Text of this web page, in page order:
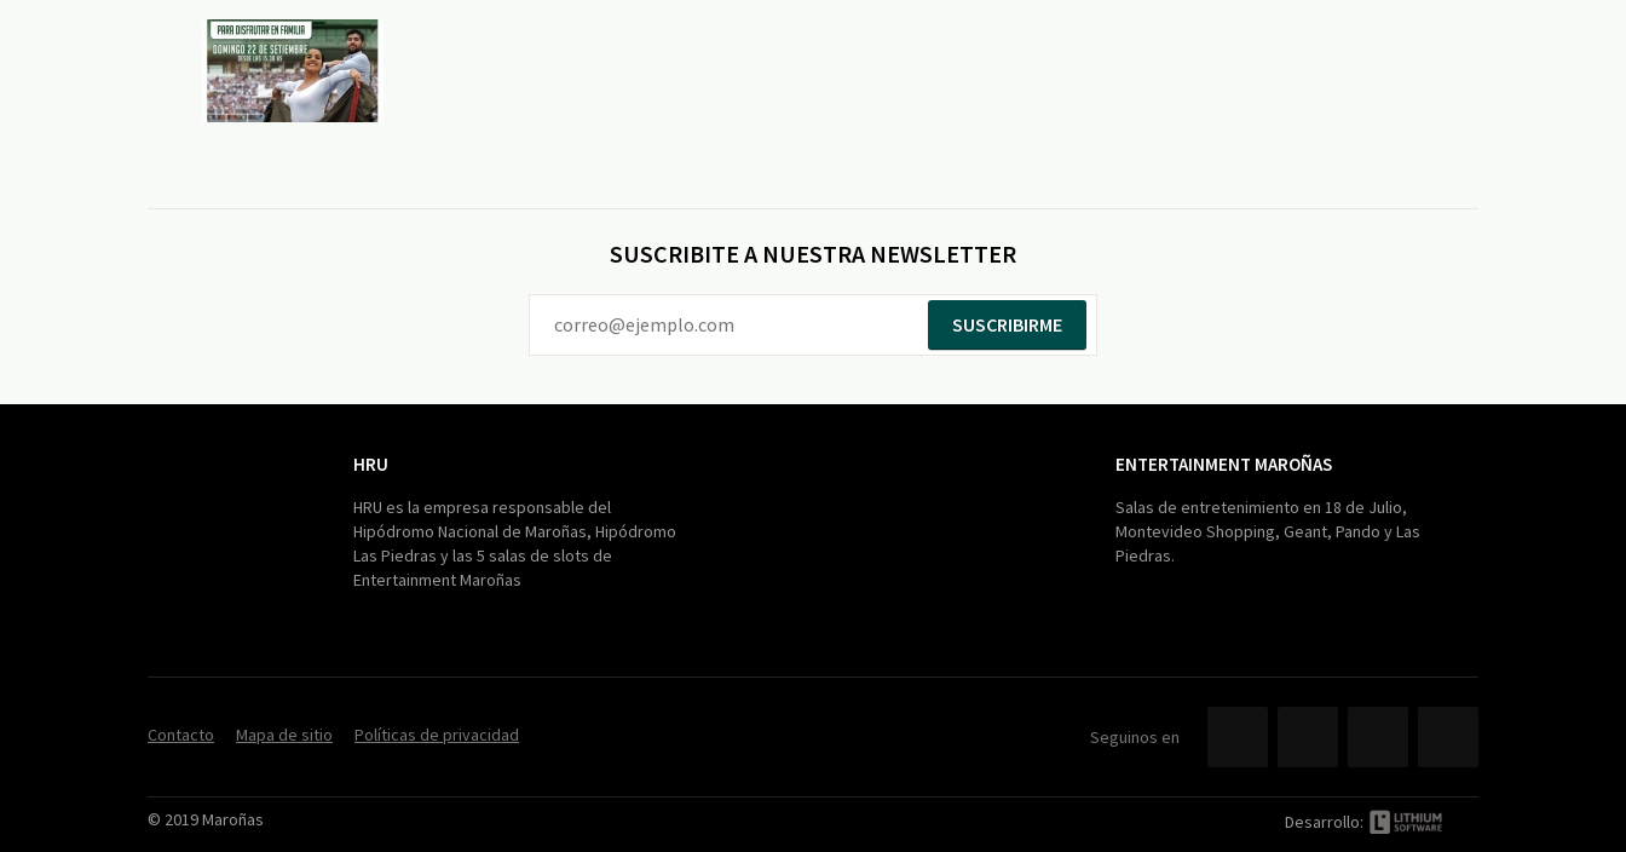
SUSCRIBITE A NUESTRA NEWSLETTER
SUSCRIBIRME
HRU
HRU es la empresa responsable del
Hipódromo Nacional de Maroñas, Hipódromo
Las Piedras y las 5 salas de slots de
Entertainment Maroñas
ENTERTAINMENT MAROÑAS
Salas de entretenimiento en 18 de Julio,
Montevideo Shopping, Geant, Pando y Las
Piedras.
Contacto Mapa de sitio Políticas de privacidad Seguinos en
© 2019 Maroñas Desarrollo: